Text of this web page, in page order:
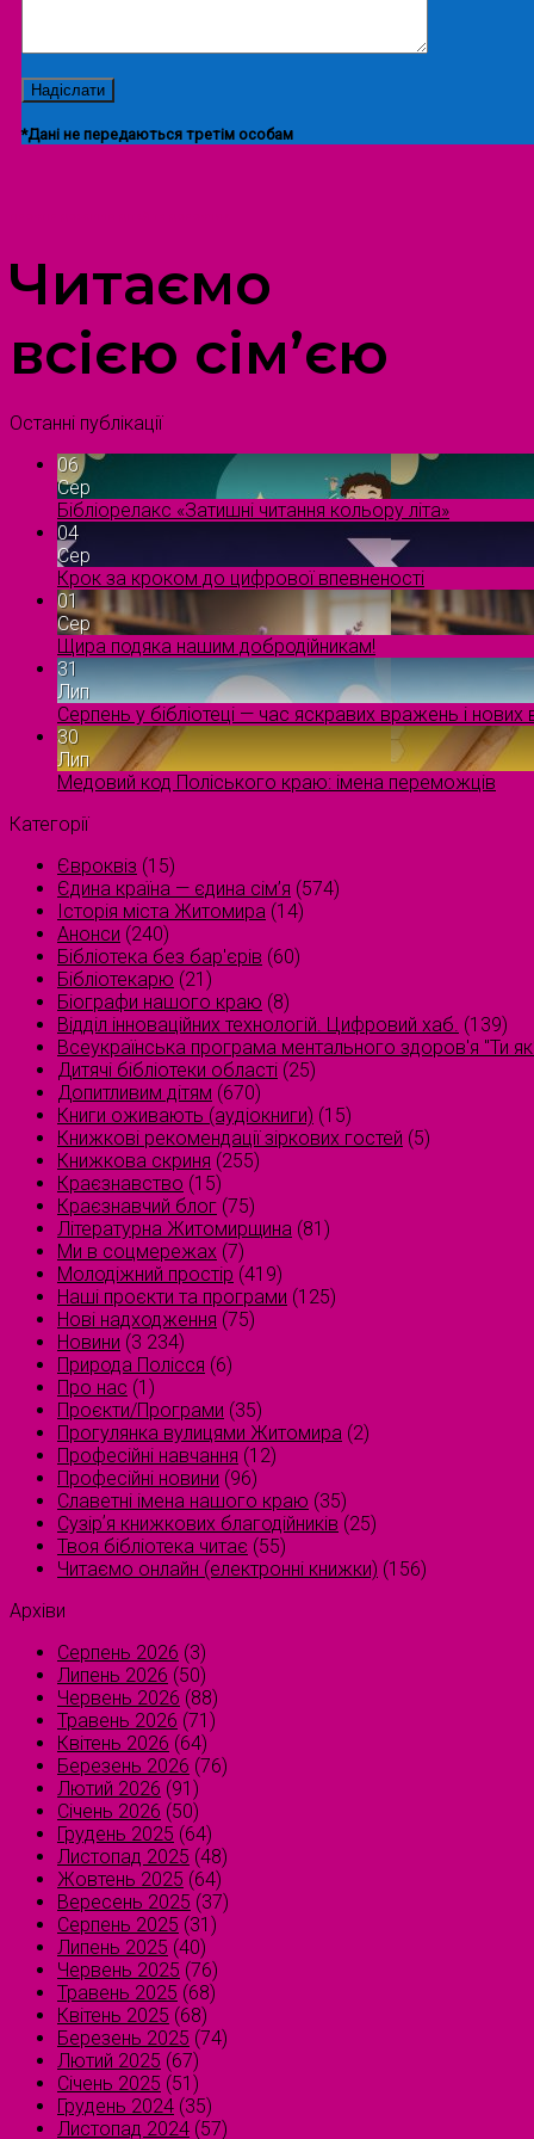
*Дані не передаються третім особам
Читаємо
всією сім’єю
Останні публікації
06
Сер
Бібліорелакс «Затишні читання кольору літа»
04
Сер
Крок за кроком до цифрової впевненості
01
Сер
Щира подяка нашим добродійникам!
31
Лип
Серпень у бібліотеці — час яскравих вражень і нових
30
Лип
Медовий код Поліського краю: імена переможців
Категорії
Євроквіз (15)
Єдина країна — єдина сім’я (574)
Історія міста Житомира (14)
Анонси (240)
Бібліотека без бар'єрів (60)
Бібліотекарю (21)
Біографи нашого краю (8)
Відділ інноваційних технологій. Цифровий хаб. (139)
Всеукраїнська програма ментального здоров'я "Ти
Дитячі бібліотеки області (25)
Допитливим дітям (670)
Книги оживають (аудіокниги) (15)
Книжкові рекомендації зіркових гостей (5)
Книжкова скриня (255)
Краєзнавство (15)
Краєзнавчий блог (75)
Літературна Житомирщина (81)
Ми в соцмережах (7)
Молодіжний простір (419)
Наші проєкти та програми (125)
Нові надходження (75)
Новини (3 234)
Природа Полісся (6)
Про нас (1)
Проєкти/Програми (35)
Прогулянка вулицями Житомира (2)
Професійні навчання (12)
Професійні новини (96)
Славетні імена нашого краю (35)
Сузірʼя книжкових благодійників (25)
Твоя бібліотека читає (55)
Читаємо онлайн (електронні книжки) (156)
Архіви
Серпень 2026 (3)
Липень 2026 (50)
Червень 2026 (88)
Травень 2026 (71)
Квітень 2026 (64)
Березень 2026 (76)
Лютий 2026 (91)
Січень 2026 (50)
Грудень 2025 (64)
Листопад 2025 (48)
Жовтень 2025 (64)
Вересень 2025 (37)
Серпень 2025 (31)
Липень 2025 (40)
Червень 2025 (76)
Травень 2025 (68)
Квітень 2025 (68)
Березень 2025 (74)
Лютий 2025 (67)
Січень 2025 (51)
Грудень 2024 (35)
Листопад 2024 (57)